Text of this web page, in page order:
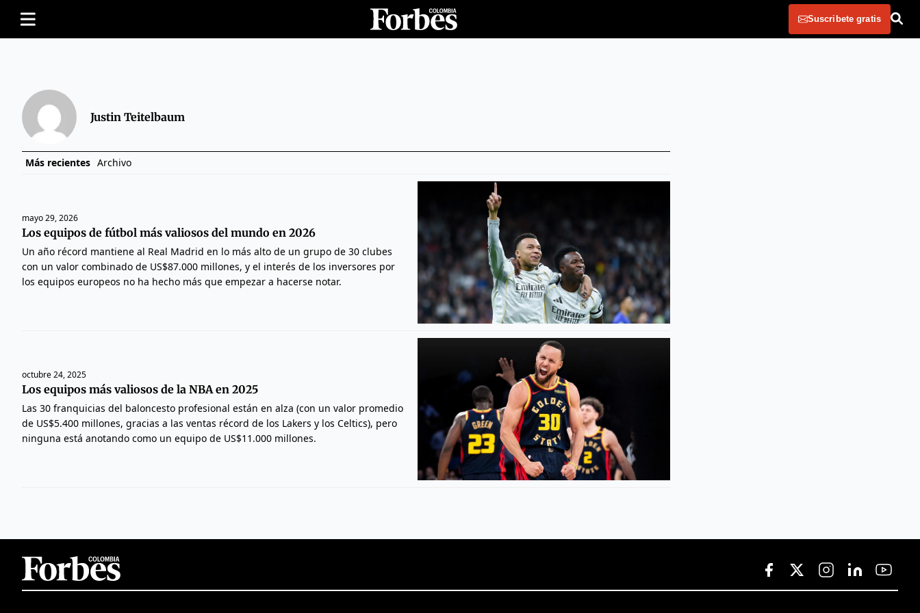
Suscribete gratis
Justin Teitelbaum
Más recientes Archivo
mayo 29, 2026
Los equipos de fútbol más valiosos del mundo en 2026
Un año récord mantiene al Real Madrid en lo más alto de un grupo de 30 clubes
con un valor combinado de US$87.000 millones, y el interés de los inversores por
los equipos europeos no ha hecho más que empezar a hacerse notar.
octubre 24, 2025
Los equipos más valiosos de la NBA en 2025
Las 30 franquicias del baloncesto profesional están en alza (con un valor promedio
de US$5.400 millones, gracias a las ventas récord de los Lakers y los Celtics), pero
ninguna está anotando como un equipo de US$11.000 millones.